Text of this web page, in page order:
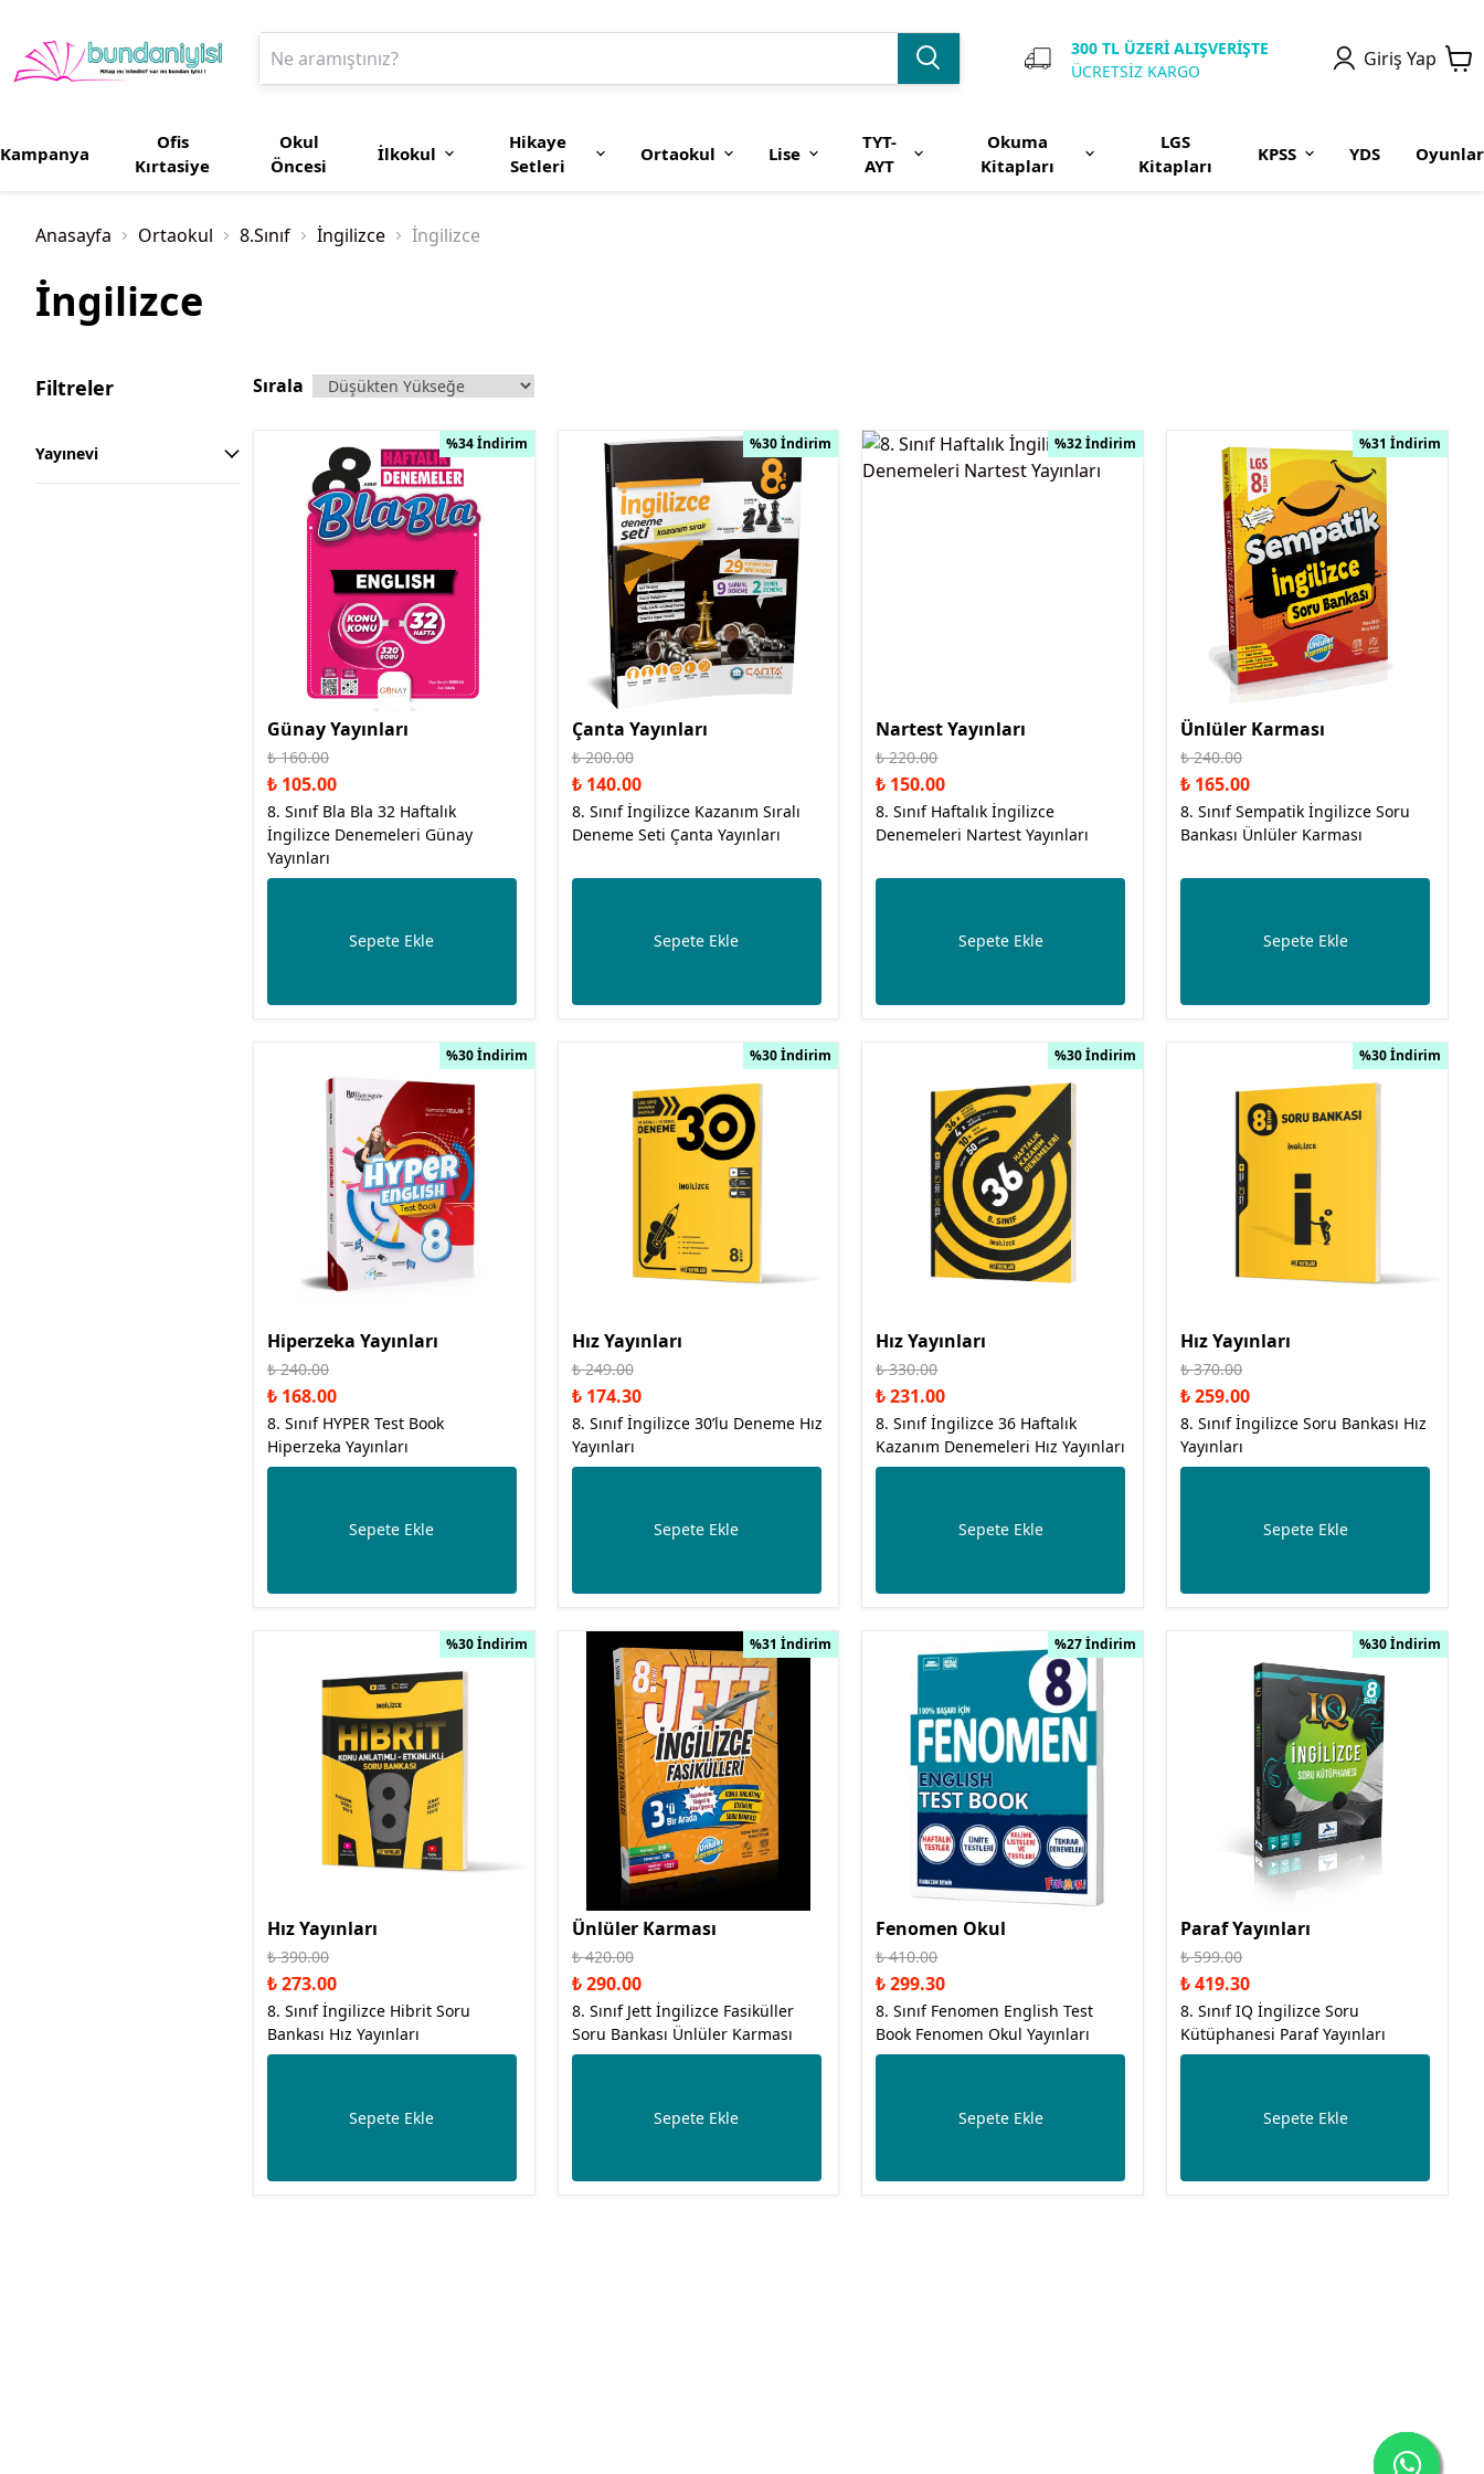
300 TL ÜZERİ ALIŞVERİŞTE
ÜCRETSİZ KARGO
Giriş Yap
Kampanya
Ofis
Kırtasiye
Okul
Öncesi
İlkokul
Hikaye
Setleri
Ortaokul Lise
TYT-
AYT
Okuma
Kitapları
LGS
Kitapları
KPSS YDS Oyunlar
Anasayfa Ortaokul 8.Sınıf İngilizce İngilizce
İngilizce
Filtreler
Yayınevi
Sırala
%34 İndirim
Günay Yayınları
₺ 160.00
₺ 105.00
8. Sınıf Bla Bla 32 Haftalık
İngilizce Denemeleri Günay
Yayınları
Sepete Ekle
%30 İndirim
Çanta Yayınları
₺ 200.00
₺ 140.00
8. Sınıf İngilizce Kazanım Sıralı
Deneme Seti Çanta Yayınları
Sepete Ekle
%32 İndirim
Nartest Yayınları
₺ 220.00
₺ 150.00
8. Sınıf Haftalık İngilizce
Denemeleri Nartest Yayınları
Sepete Ekle
%31 İndirim
Ünlüler Karması
₺ 240.00
₺ 165.00
8. Sınıf Sempatik İngilizce Soru
Bankası Ünlüler Karması
Sepete Ekle
%30 İndirim
Hiperzeka Yayınları
₺ 240.00
₺ 168.00
8. Sınıf HYPER Test Book
Hiperzeka Yayınları
Sepete Ekle
%30 İndirim
Hız Yayınları
₺ 249.00
₺ 174.30
8. Sınıf İngilizce 30’lu Deneme Hız
Yayınları
Sepete Ekle
%30 İndirim
Hız Yayınları
₺ 330.00
₺ 231.00
8. Sınıf İngilizce 36 Haftalık
Kazanım Denemeleri Hız Yayınları
Sepete Ekle
%30 İndirim
Hız Yayınları
₺ 370.00
₺ 259.00
8. Sınıf İngilizce Soru Bankası Hız
Yayınları
Sepete Ekle
%30 İndirim
Hız Yayınları
₺ 390.00
₺ 273.00
8. Sınıf İngilizce Hibrit Soru
Bankası Hız Yayınları
Sepete Ekle
%31 İndirim
Ünlüler Karması
₺ 420.00
₺ 290.00
8. Sınıf Jett İngilizce Fasiküller
Soru Bankası Ünlüler Karması
Sepete Ekle
%27 İndirim
Fenomen Okul
₺ 410.00
₺ 299.30
8. Sınıf Fenomen English Test
Book Fenomen Okul Yayınları
Sepete Ekle
%30 İndirim
Paraf Yayınları
₺ 599.00
₺ 419.30
8. Sınıf IQ İngilizce Soru
Kütüphanesi Paraf Yayınları
Sepete Ekle